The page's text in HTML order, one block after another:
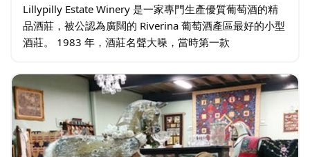
Lillypilly Estate Winery 是一家專門生產優質葡萄酒的精
品酒莊，被公認為廣闊的 Riverina 葡萄酒產區最好的小型
酒莊。 1983 年，酒莊名聲大噪，當時第一款